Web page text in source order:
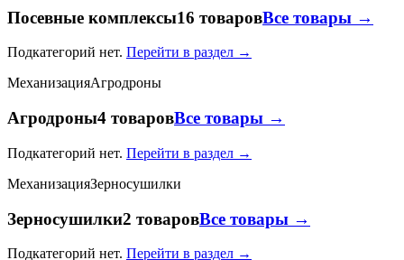
Посевные комплексы16 товаровВсе товары →
Подкатегорий нет. Перейти в раздел →
МеханизацияАгродроны
Агродроны4 товаровВсе товары →
Подкатегорий нет. Перейти в раздел →
МеханизацияЗерносушилки
Зерносушилки2 товаровВсе товары →
Подкатегорий нет. Перейти в раздел →